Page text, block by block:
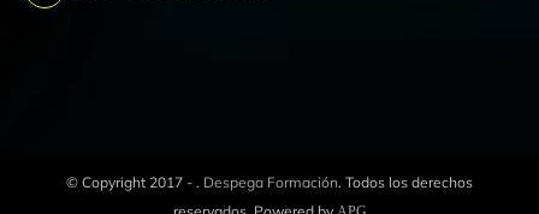
© Copyright 2017 - . Despega Formación. Todos los derechos